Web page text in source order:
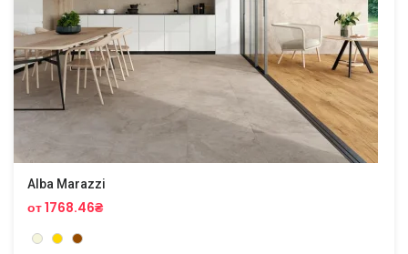
Alba Marazzi
от 1768.46₴